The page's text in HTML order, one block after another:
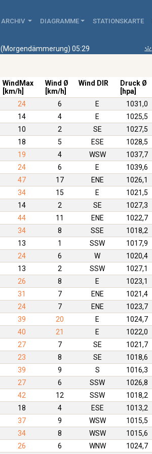
ARCHIV DIAGRAMME STATIONSKARTE
(Morgendämmerung) 05:29
WindMax
[km/h]
Wind Ø
[km/h]
Wind DIR
Druck Ø
[hpa]
24 6 E 1031,0
14 4 E 1025,5
10 2 SE 1027,5
18 5 ESE 1028,5
19 4 WSW 1037,7
24 6 E 1039,6
47 17 ENE 1026,1
34 15 E 1021,5
14 2 SE 1027,3
44 11 ENE 1022,7
34 8 SSE 1018,2
13 1 SSW 1017,9
24 6 W 1020,4
13 2 SSW 1027,1
26 8 E 1023,1
31 7 ENE 1021,4
24 7 ENE 1023,7
39 20 E 1024,7
40 21 E 1022,0
27 7 SE 1021,7
23 8 SE 1018,6
39 9 S 1016,3
27 6 SSW 1026,8
42 12 SSW 1018,2
18 4 ESE 1013,2
37 9 WSW 1015,5
34 8 WSW 1015,6
26 6 WNW 1024,7